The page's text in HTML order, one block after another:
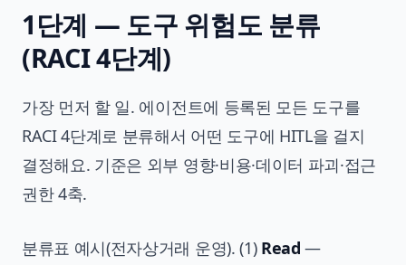
1단계 — 도구 위험도 분류
(RACI 4단계)
가장 먼저 할 일. 에이전트에 등록된 모든 도구를
RACI 4단계로 분류해서 어떤 도구에 HITL을 걸지
결정해요. 기준은 외부 영향·비용·데이터 파괴·접근
권한 4축.
분류표 예시(전자상거래 운영). (1) Read —